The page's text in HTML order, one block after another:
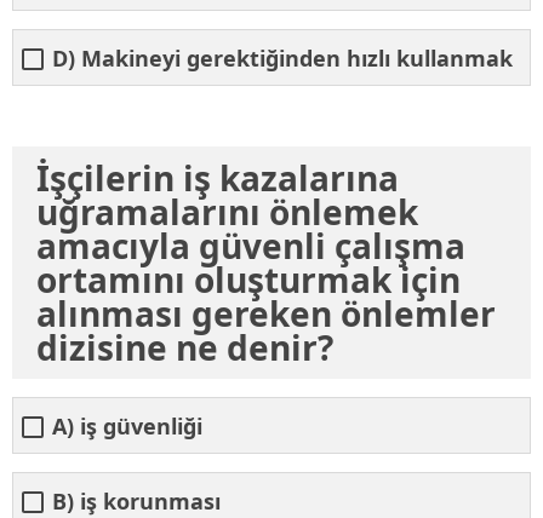
D) Makineyi gerektiğinden hızlı kullanmak
İşçilerin iş kazalarına
uğramalarını önlemek
amacıyla güvenli çalışma
ortamını oluşturmak için
alınması gereken önlemler
dizisine ne denir?
A) iş güvenliği
B) iş korunması